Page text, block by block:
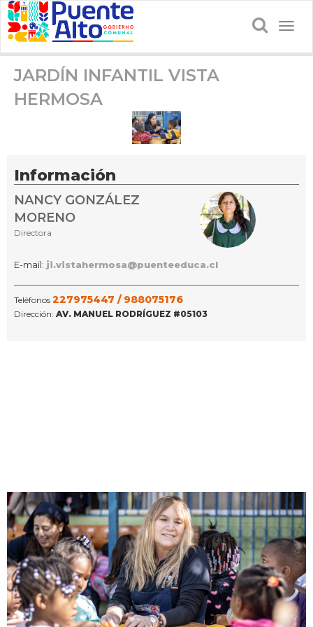
JARDÍN INFANTIL VISTA
HERMOSA
Información
NANCY GONZÁLEZ
MORENO
Directora
E-mail: ji.vistahermosa@puenteeduca.cl
Teléfonos 227975447 / 988075176
Dirección: AV. MANUEL RODRÍGUEZ #05103